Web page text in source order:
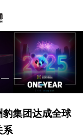
集团达成全球
系